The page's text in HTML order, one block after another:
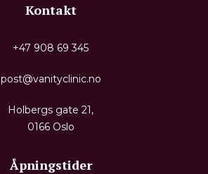
Kontakt
+47 908 69 345
post@vanityclinic.no
Holbergs gate 21,
0166 Oslo
Åpningstider